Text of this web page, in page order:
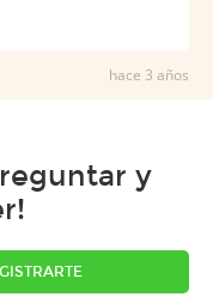
hace 3 años
y